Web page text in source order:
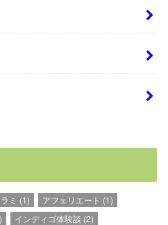
ミ (1) アフェリエート (1)
インディゴ体験談 (2)